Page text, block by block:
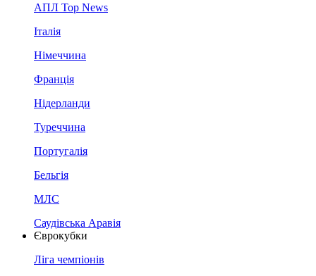
АПЛ Top News
Італія
Німеччина
Франція
Нідерланди
Туреччина
Португалія
Бельгія
МЛС
Саудівська Аравія
Єврокубки
Ліга чемпіонів